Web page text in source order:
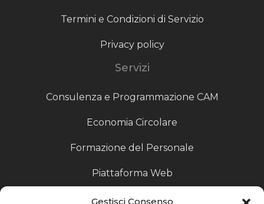
Gestisci Consenso
Termini e Condizioni di Servizio
Privacy policy
Servizi
Consulenza e Programmazione CAM
Economia Circolare
Formazione del Personale
Piattaforma Web
Scouting fornitori